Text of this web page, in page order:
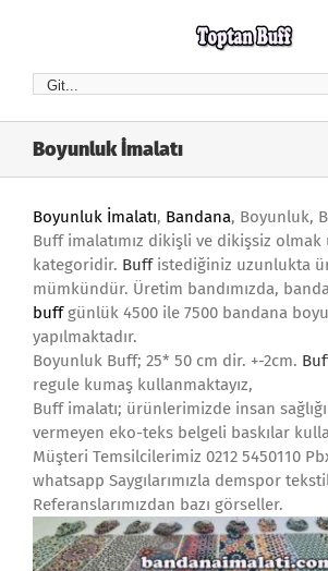
Git...
Boyunluk İmalatı
Boyunluk İmalatı, Bandana, Boyunluk,
Buff imalatımız dikişli ve dikişsiz olmak
kategoridir. Buffistediğiniz uzunlukta
mümkündür. Üretim bandımızda,
buffgünlük 4500 ile 7500 bandana
yapılmaktadır.
Boyunluk Buff; 25* 50 cm dir. +-2cm.
regule kumaş kullanmaktayız,
Buff imalatı; ürünlerimizde insan
vermeyen eko-teks belgeli baskılar
Müşteri Temsilcilerimiz 0212 5450110
whatsapp Saygılarımızla demspor
Referanslarımızdan bazı görseller.